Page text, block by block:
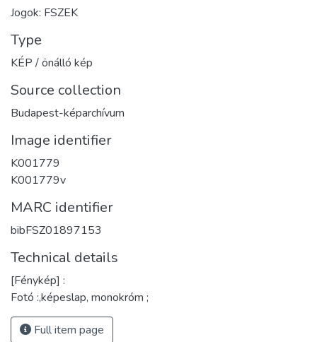
Jogok: FSZEK
Type
KÉP / önálló kép
Source collection
Budapest-képarchívum
Image identifier
K001779
K001779v
MARC identifier
bibFSZ01897153
Technical details
[Fénykép] :
Fotó :,képeslap, monokróm ;
Full item page